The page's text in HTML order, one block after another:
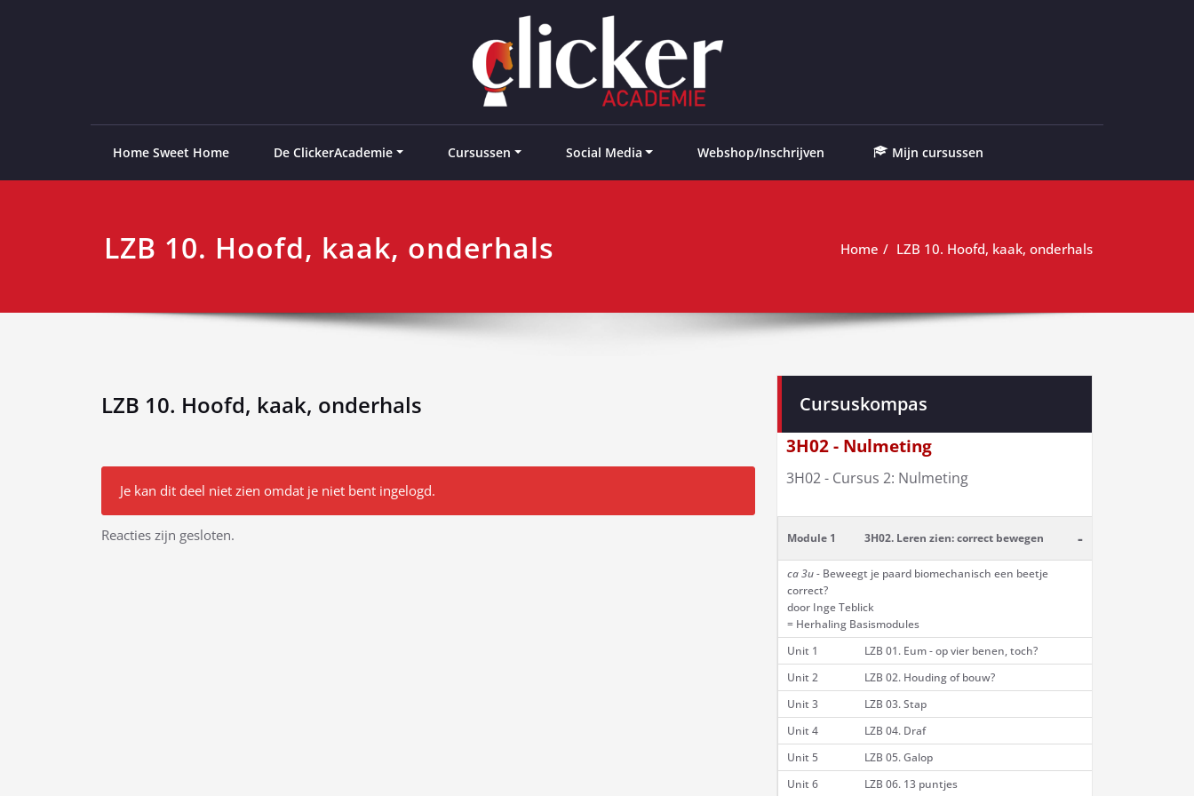
Home Sweet Home De ClickerAcademie Cursussen Social Media Webshop/Inschrijven Mijn cursussen
LZB 10. Hoofd, kaak, onderhals Home LZB 10. Hoofd, kaak, onderhals
LZB 10. Hoofd, kaak, onderhals
Je kan dit deel niet zien omdat je niet bent ingelogd.
Bericht
Reacties zijn gesloten.
Cursuskompas
3H02 - Nulmeting
3H02 - Cursus 2: Nulmeting
Module 1 3H02. Leren zien: correct bewegen -
ca 3u - Beweegt je paard biomechanisch een beetje
correct?
door Inge Teblick
= Herhaling Basismodules
Unit 1
LZB 01. Eum - op vier benen, toch?
Unit 2
LZB 02. Houding of bouw?
Unit 3
LZB 03. Stap
Unit 4
LZB 04. Draf
Unit 5
LZB 05. Galop
Unit 6
LZB 06. 13 puntjes